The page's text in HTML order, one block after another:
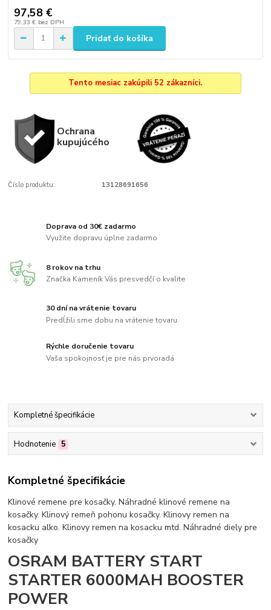
97,58 €
79,33 € bez DPH
Pridať do košíka
Tento mesiac zakúpili 52 zákazníci.
Ochrana
kupujúcého
Číslo produktu: 13128691656
Doprava od 30€ zadarmo
Využite dopravu úplne zadarmo
8 rokov na trhu
Značka Kameník Vás presvedčí o kvalite
30 dní na vrátenie tovaru
Predĺžili sme dobu na vrátenie tovaru
Rýchle doručenie tovaru
Vaša spokojnosť je pre nás prvoradá
Kompletné špecifikácie
Hodnotenie 5
Kompletné špecifikácie
Klinové remene pre kosačky. Náhradné klinové remene na
kosačky. Klinový remeň pohonu kosačky. Klinovy remen na
kosacku alko. Klinovy remen na kosacku mtd. Náhradné diely pre
kosačky
OSRAM BATTERY START
STARTER 6000MAH BOOSTER
POWER